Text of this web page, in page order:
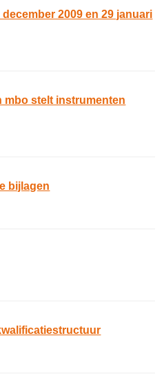
2009 en 29 januari
mbo stelt instrumenten
bijlagen